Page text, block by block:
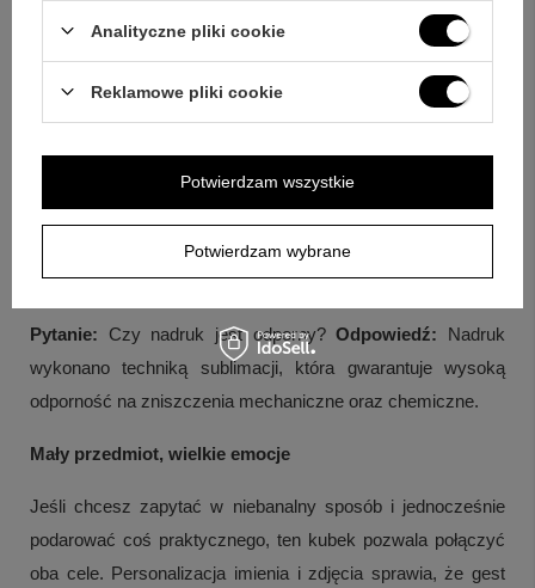
Wystarczy zmienić imię oraz wgrać zdjęcie, aby
przygotować indywidualną wersję.
Pytanie:Jak dbać o nadruk na co dzień?
Odpowiedź:
Pytanie:Z jakiego materiału wykonano kubek?Odpowiedź:
Materiałem jest ceramika, a wykończenie opisano jako
matowe.
Pytanie: Czy nadruk jest odporny?Odpowiedź: Nadruk
wykonano techniką sublimacji, która gwarantuje wysoką
odporność na zniszczenia mechaniczne oraz chemiczne.
Mały przedmiot, wielkie emocje
Jeśli chcesz zapytać w niebanalny sposób i jednocześnie
podarować coś praktycznego, ten kubek pozwala połączyć
oba cele. Personalizacja imienia i zdjęcia sprawia, że gest
Analityczne pliki cookie
Reklamowe pliki cookie
Potwierdzam wybrane
Potwierdzam wszystkie